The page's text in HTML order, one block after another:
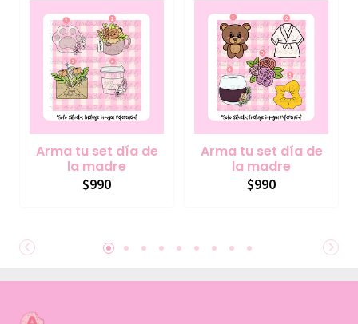
Arma tu set día de
la madre
$990
Arma tu set día de
la madre
$990